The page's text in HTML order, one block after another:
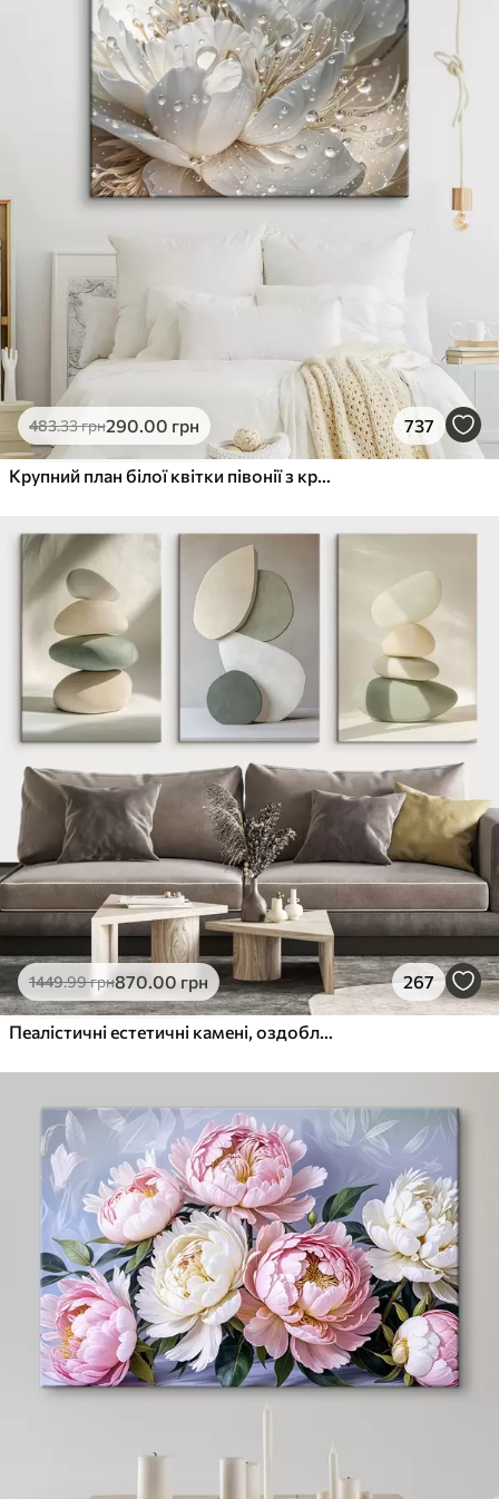
483.33грн290.00 грн 737
Крупний план білої квітки півонії з крапельками води на пелюстках на розмитому фоні
1449.99грн870.00 грн 267
Пеалістичні естетичні камені, оздоблення будинку, природне освітлення